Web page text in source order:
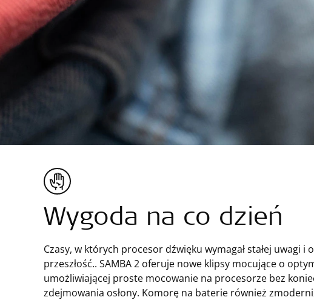
Wygoda na co dzień
Czasy, w których procesor dźwięku wymagał stałej uwagi i
przeszłość.. SAMBA 2 oferuje nowe klipsy mocujące o
umożliwiającej proste mocowanie na procesorze bez
zdejmowania osłony. Komorę na baterie również